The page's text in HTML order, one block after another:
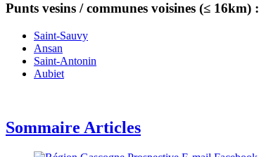
Punts vesins / communes voisines (≤ 16km) :
Saint-Sauvy
Ansan
Saint-Antonin
Aubiet
Sommaire Articles